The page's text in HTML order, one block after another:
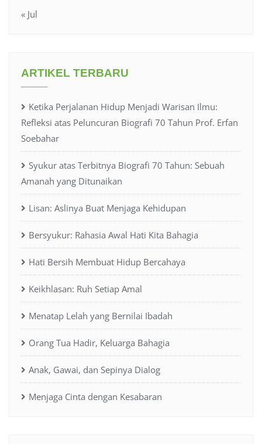
« Jul
ARTIKEL TERBARU
Ketika Perjalanan Hidup Menjadi Warisan Ilmu:
Refleksi atas Peluncuran Biografi 70 Tahun Prof. Erfan
Soebahar
Syukur atas Terbitnya Biografi 70 Tahun: Sebuah
Amanah yang Ditunaikan
Lisan: Aslinya Buat Menjaga Kehidupan
Bersyukur: Rahasia Awal Hati Kita Bahagia
Hati Bersih Membuat Hidup Bercahaya
Keikhlasan: Ruh Setiap Amal
Menatap Lelah yang Bernilai Ibadah
Orang Tua Hadir, Keluarga Bahagia
Anak, Gawai, dan Sepinya Dialog
Menjaga Cinta dengan Kesabaran